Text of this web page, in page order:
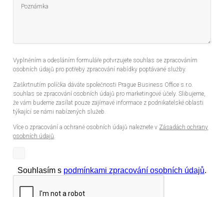
Vyplněním a odesláním formuláře potvrzujete souhlas se zpracováním
osobních údajů pro potřeby zpracování nabídky poptávané služby.
Zaškrtnutím políčka dáváte společnosti Prague Business Office s.r.o.
souhlas se zpracování osobních údajů pro marketingové účely. Slibujeme,
že vám budeme zasílat pouze zajímavé informace z podnikatelské oblasti
týkající se námi nabízených služeb.
Více o zpracování a ochraně osobních údajů naleznete v Zásadách ochrany
osobních údajů.
Souhlasím s podmínkami zpracování osobních údajů.